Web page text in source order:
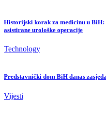
Historijski korak za medicinu u BiH:
asistirane urološke operacije
Technology
Predstavnički dom BiH danas
Vijesti